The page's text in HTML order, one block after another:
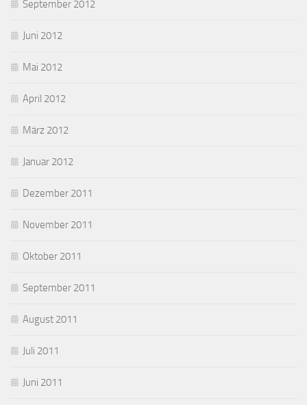
September 2012
Juni 2012
Mai 2012
April 2012
März 2012
Januar 2012
Dezember 2011
November 2011
Oktober 2011
September 2011
August 2011
Juli 2011
Juni 2011